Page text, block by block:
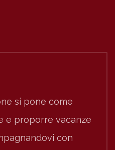
si pone come
e proporre vacanze
con